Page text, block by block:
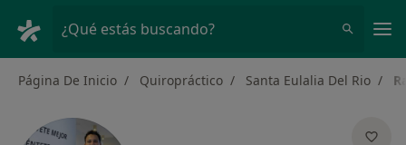
¿Qué estás buscando?
Página De Inicio Quiropráctico Santa Eulalia Del Rio